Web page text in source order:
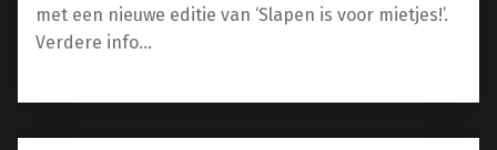
met een nieuwe editie van ‘Slapen is voor mietjes!’.
Verdere info…